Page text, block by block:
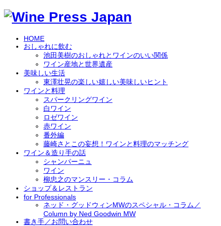
HOME
おしゃれに飲む
池田美樹のおしゃれとワインのいい関係
ワイン産地と世界遺産
美味しい生活
東澤壮晃の楽しい嬉しい美味しいヒント
ワインと料理
スパークリングワイン
白ワイン
ロゼワイン
赤ワイン
番外編
藤崎さとこの妄想！ワインと料理のマッチング
ワイン＆造り手の話
シャンパーニュ
ワイン
柳忠之のマンスリー・コラム
ショップ＆レストラン
for Professionals
ネッド・グッドウィンMWのスペシャル・コラム／
Column by Ned Goodwin MW
書き手／お問い合わせ